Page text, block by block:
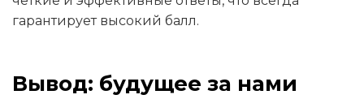
гарантирует высокий балл.
Вывод: будущее за нами